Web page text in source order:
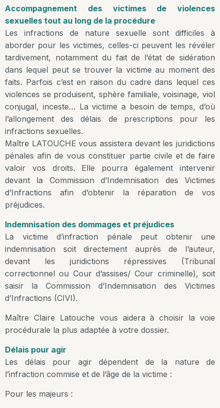
Accompagnement des victimes de violences
sexuelles tout au long de la procédure
Les infractions de nature sexuelle sont difficiles à
aborder pour les victimes, celles-ci peuvent les révéler
tardivement, notamment du fait de l’état de sidération
dans lequel peut se trouver la victime au moment des
faits. Parfois c’est en raison du cadre dans lequel ces
violences se produisent, sphère familiale, voisinage, viol
conjugal, inceste… La victime a besoin de temps, d’où
l’allongement des délais de prescriptions pour les
infractions sexuelles.
Maître LATOUCHE vous assistera devant les juridictions
pénales afin de vous constituer partie civile et de faire
valoir vos droits. Elle pourra également intervenir
devant la Commission d’Indemnisation des Victimes
d’Infractions afin d’obtenir la réparation de vos
préjudices.
Indemnisation des dommages et préjudices
La victime d’infraction pénale peut obtenir une
indemnisation soit directement auprès de l’auteur,
devant les juridictions répressives (Tribunal
correctionnel ou Cour d’assises/ Cour criminelle), soit
saisir la Commission d’Indemnisation des Victimes
d’Infractions (CIVI).
Maître Claire Latouche vous aidera à choisir la voie
procédurale la plus adaptée à votre dossier.
Délais pour agir
Les délais pour agir dépendent de la nature de
l’infraction commise et de l’âge de la victime :
Pour les majeurs :